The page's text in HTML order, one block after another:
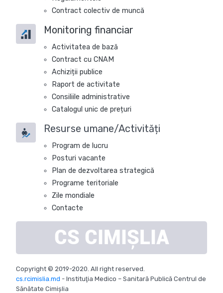
Contract colectiv de muncă
Monitoring financiar
Activitatea de bază
Contract cu CNAM
Achiziții publice
Raport de activitate
Consiliile administrative
Catalogul unic de prețuri
Resurse umane/Activități
Program de lucru
Posturi vacante
Plan de dezvoltarea strategică
Programe teritoriale
Zile mondiale
Contacte
CS CIMIȘLIA
Copyright © 2019-2020. All right reserved.
cs.rcimislia.md - Instituţia Medico – Sanitară Publică Centrul de
Sănătate Cimișlia